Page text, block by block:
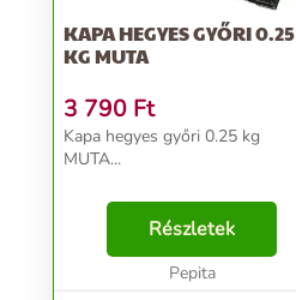
KAPA HEGYES GYŐRI 0.25
KG MUTA
3 790 Ft
Kapa hegyes győri 0.25 kg
MUTA...
Részletek
Pepita